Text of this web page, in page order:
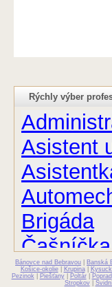
Rýchly výber
Asistent
Brigáda
Čašníčka
Čašník
Bánovce nad Bebravou Banská
Košice-okolie| Krupina|
Pezinok
Piešťany| Poltár| Poprad
Stropkov|